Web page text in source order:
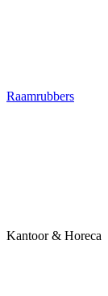
Raamrubbers
Kantoor & Horeca